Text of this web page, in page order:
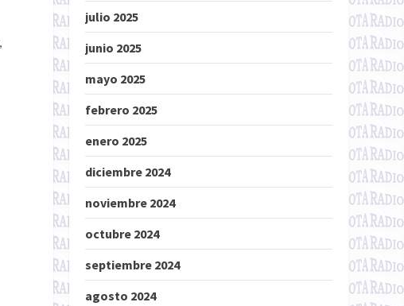
julio 2025
junio 2025
mayo 2025
febrero 2025
enero 2025
diciembre 2024
noviembre 2024
octubre 2024
septiembre 2024
agosto 2024